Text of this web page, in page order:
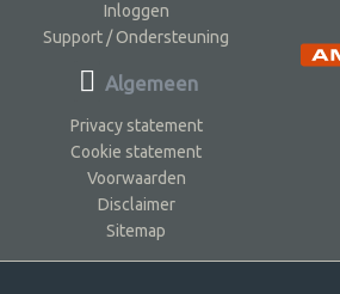
Inloggen
Support / Ondersteuning
Algemeen
Privacy statement
Cookie statement
Voorwaarden
Disclaimer
Sitemap